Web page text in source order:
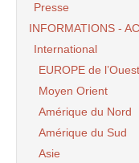
Presse
INFORMATIONS -
International
EUROPE de l’Ouest
Moyen Orient
Amérique du Nord
Amérique du Sud
Asie